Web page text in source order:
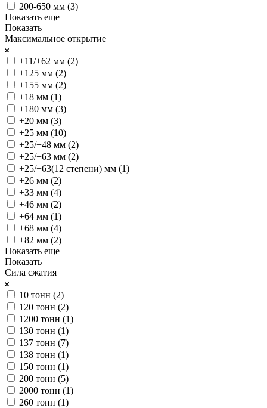
200-650 мм (3)
Показать еще
Показать
Максимальное открытие
+11/+62 мм (2)
+125 мм (2)
+155 мм (2)
+18 мм (1)
+180 мм (3)
+20 мм (3)
+25 мм (10)
+25/+48 мм (2)
+25/+63 мм (2)
+25/+63(12 степени) мм (1)
+26 мм (2)
+33 мм (4)
+46 мм (2)
+64 мм (1)
+68 мм (4)
+82 мм (2)
Показать еще
Показать
Сила сжатия
10 тонн (2)
120 тонн (2)
1200 тонн (1)
130 тонн (1)
137 тонн (7)
138 тонн (1)
150 тонн (1)
200 тонн (5)
2000 тонн (1)
260 тонн (1)